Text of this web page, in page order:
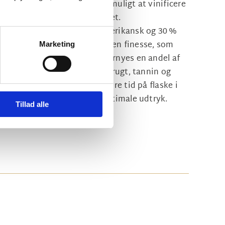
Marketing
Tillad alle
betontanke, som gør det muligt at vinificere
separat efter mark og kvalitet.
– fordelt på 70 % amerikansk og 30 %
langsomt og udvikler den finesse, som
bedste vine. Hvert år fornyes en andel af
perfekte balance mellem frugt, tannin og
får vinene yderligere tid på flaske i
modnes til deres optimale udtryk.